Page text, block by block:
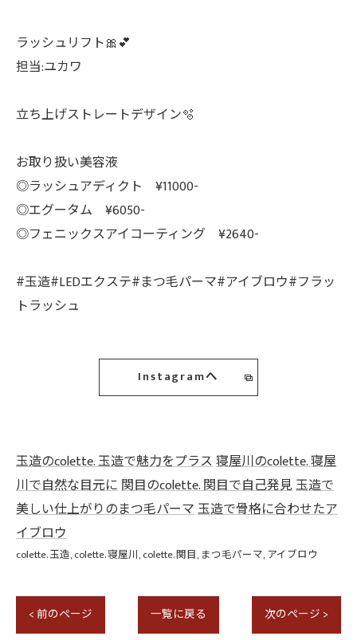
ラッシュリフト🎀💕
担当:ユカワ
立ち上げストレートデザイン🫧
お取り扱い美容液
◎ラッシュアディクト ¥11000-
◎エグータム ¥6050-
◎フェニックスアイコーティング ¥2640-
#玉造#LEDエクステ#まつ毛パーマ#アイブロウ#フラッ
トラッシュ
Instagramへ
玉造のcolette. 玉造で魅力をプラス寝屋川のcolette. 寝屋
川で自然な目元に関目のcolette. 関目で自己発見玉造で
美しい仕上がりのまつ毛パーマ玉造で骨格に合わせたア
イブロウ
colette. 玉造 colette. 寝屋川 colette. 関目 まつ毛パーマ アイブロウ
< 前のページ 一覧に戻る 次のページ >